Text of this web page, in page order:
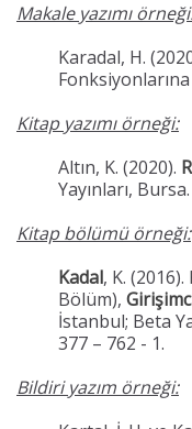
Makale yazımı
Karadal, H.
Kitap yazımı örneği:
Altın, K. (2020).
Yayınları, Bursa.
Kitap bölümü örneği:
Kadal, K.
Bölüm),
İstanbul; Beta
377 – 762 - 1.
Bildiri yazım örneği: